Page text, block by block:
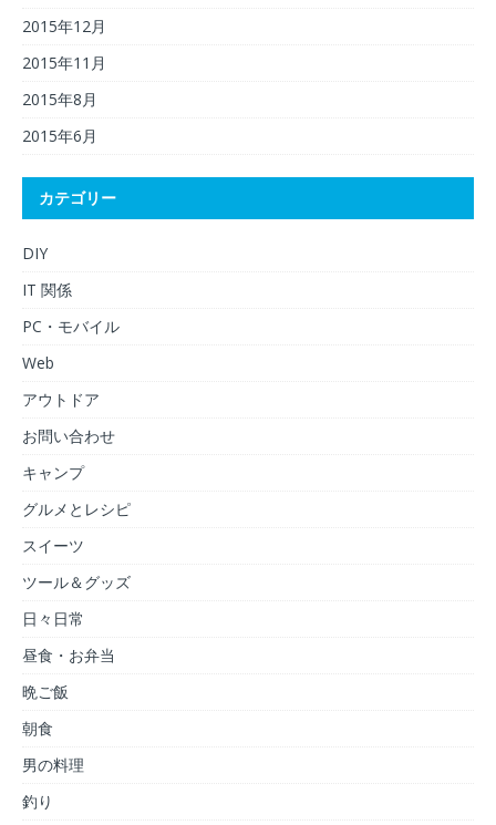
2015年12月
2015年11月
2015年8月
2015年6月
カテゴリー
DIY
IT 関係
PC・モバイル
Web
アウトドア
お問い合わせ
キャンプ
グルメとレシピ
スイーツ
ツール＆グッズ
日々日常
昼食・お弁当
晩ご飯
朝食
男の料理
釣り